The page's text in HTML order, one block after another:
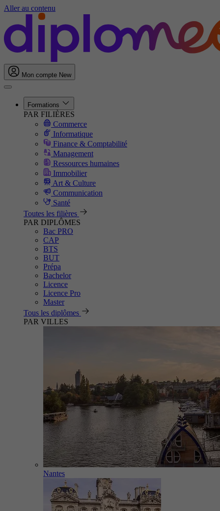
Aller au contenu
Mon compte New
Formations
PAR FILIÈRES
Commerce
Informatique
Finance & Comptabilité
Management
Ressources humaines
Immobilier
Art & Culture
Communication
Santé
Toutes les filières
PAR DIPLÔMES
Bac PRO
CAP
BTS
BUT
Prépa
Bachelor
Licence
Licence Pro
Master
Tous les diplômes
PAR VILLES
Nantes